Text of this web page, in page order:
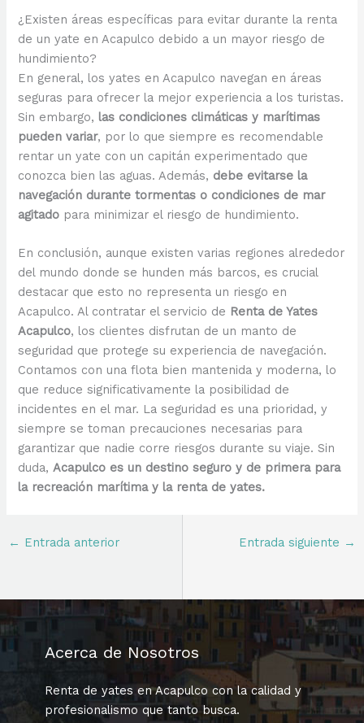
¿Existen áreas específicas para evitar durante la renta
de un yate en Acapulco debido a un mayor riesgo de
hundimiento?
En general, los yates en Acapulco navegan en áreas
seguras para ofrecer la mejor experiencia a los turistas.
Sin embargo, las condiciones climáticas y marítimas
pueden variar, por lo que siempre es recomendable
rentar un yate con un capitán experimentado que
conozca bien las aguas. Además, debe evitarse la
navegación durante tormentas o condiciones de mar
agitado para minimizar el riesgo de hundimiento.
En conclusión, aunque existen varias regiones alrededor
del mundo donde se hunden más barcos, es crucial
destacar que esto no representa un riesgo en
Acapulco. Al contratar el servicio de Renta de Yates
Acapulco, los clientes disfrutan de un manto de
seguridad que protege su experiencia de navegación.
Contamos con una flota bien mantenida y moderna, lo
que reduce significativamente la posibilidad de
incidentes en el mar. La seguridad es una prioridad, y
siempre se toman precauciones necesarias para
garantizar que nadie corre riesgos durante su viaje. Sin
duda,Acapulco es un destino seguro y de primera para
la recreación marítima y la renta de yates.
← Entrada anterior Entrada siguiente →
Acerca de Nosotros
Renta de yates en Acapulco con la calidad y
profesionalismo que tanto busca.